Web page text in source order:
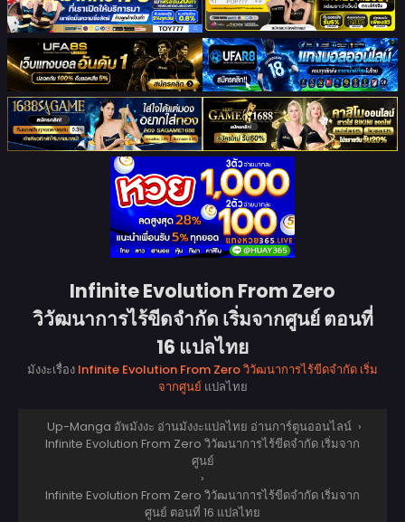
Infinite Evolution From Zero
วิวัฒนาการไร้ขีดจำกัด เริ่มจากศูนย์ ตอนที่
16 แปลไทย
มังงะเรื่อง Infinite Evolution From Zero วิวัฒนาการไร้ขีดจำกัด เริ่ม
จากศูนย์แปลไทย
Up-Manga อัพมังงะ อ่านมังงะแปลไทย อ่านการ์ตูนออนไลน์ ›
Infinite Evolution From Zero วิวัฒนาการไร้ขีดจำกัด เริ่มจาก
ศูนย์
›
Infinite Evolution From Zero วิวัฒนาการไร้ขีดจำกัด เริ่มจาก
ศูนย์ ตอนที่ 16 แปลไทย